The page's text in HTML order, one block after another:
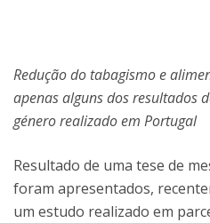
Redução do tabagismo e
apenas alguns dos resultados
género realizado em Portugal
Resultado de uma tese de
foram apresentados,
um estudo realizado em